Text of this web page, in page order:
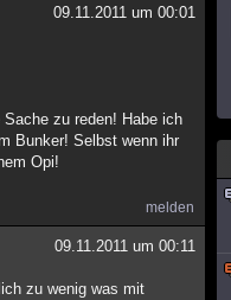
09.11.2011 um 00:01
zu reden! Habe ich
Bunker! Selbst wenn ihr
Opi!
melden
09.11.2011 um 00:11
zu wenig was mit